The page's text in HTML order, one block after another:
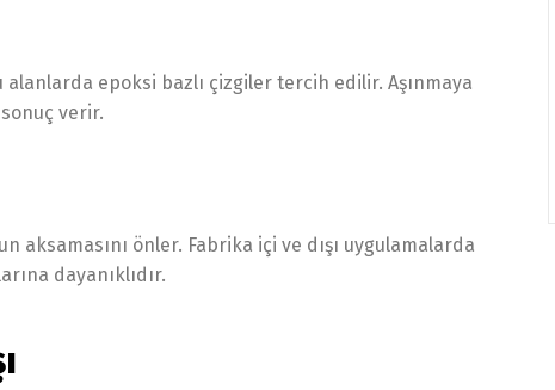
epoksi bazlı çizgiler tercih edilir. Aşınmaya
verir.
aksamasını önler. Fabrika içi ve dışı uygulamalarda
dayanıklıdır.